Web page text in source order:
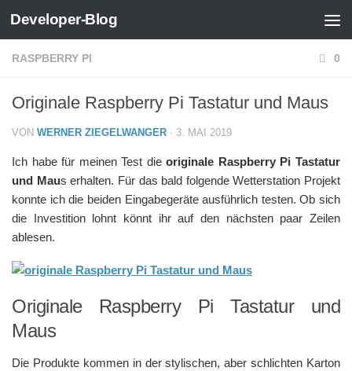
Zum Inhalt springen
Developer-Blog
RASPBERRY PI 0
Originale Raspberry Pi Tastatur und Maus
VON WERNER ZIEGELWANGER · 3. MAI 2019
Ich habe für meinen Test dieoriginale Raspberry Pi Tastatur
und Maus erhalten. Für das bald folgende Wetterstation Projekt
konnte ich die beiden Eingabegeräte ausführlich testen. Ob sich
die Investition lohnt könnt ihr auf den nächsten paar Zeilen
ablesen.
Originale Raspberry Pi Tastatur und
Maus
Die Produkte kommen in der stylischen, aber schlichten Karton